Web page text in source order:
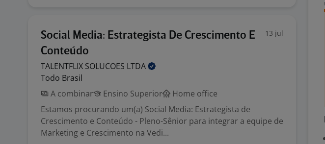
Social Media: Estrategista De Crescimento E
Conteúdo
13 jul
TALENTFLIX SOLUCOES LTDA
Todo Brasil
A combinar
Ensino Superior
Home office
Estamos procurando um(a) Social Media: Estrategista de
Crescimento e Conteúdo - Pleno-Sênior para integrar a equipe de
Marketing e Crescimento na Vedi...